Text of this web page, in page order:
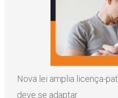
Nova lei amplia licença-
deve se adaptar